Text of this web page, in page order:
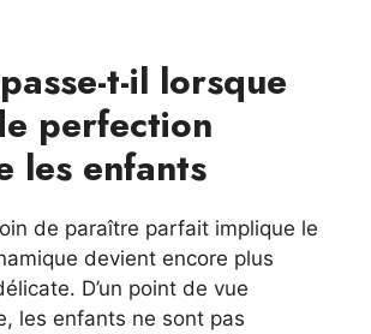
t-il lorsque
perfection
les enfants
de paraître parfait implique le
devient encore plus
D’un point de vue
les enfants ne sont pas